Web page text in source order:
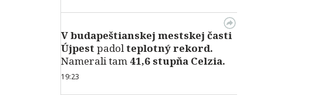
Vbudapeštianskej mestskej časti
Újpestpadolteplotný rekord.
Namerali tam 41,6 stupňa Celzia.
19:23